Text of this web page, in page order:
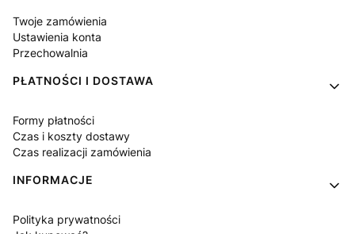
Twoje zamówienia
Ustawienia konta
Przechowalnia
PŁATNOŚCI I DOSTAWA
Formy płatności
Czas i koszty dostawy
Czas realizacji zamówienia
INFORMACJE
Polityka prywatności